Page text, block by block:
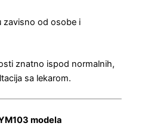
zavisno od osobe i
znatno ispod normalnih,
sa lekarom.
modela